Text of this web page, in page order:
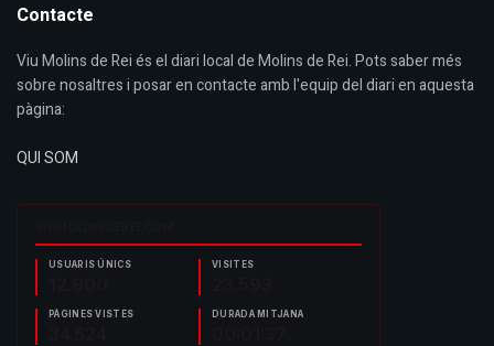
Contacte
Viu Molins de Rei és el diari local de Molins de Rei. Pots saber més
sobre nosaltres i posar en contacte amb l'equip del diari en aquesta
pàgina:
QUI SOM